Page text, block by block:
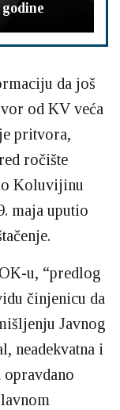
da još
od KV veća
pritvora,
ročište
Koluvijinu
maja uputio
u, “predlog
činjenicu da
Javnog
neadekvatna i